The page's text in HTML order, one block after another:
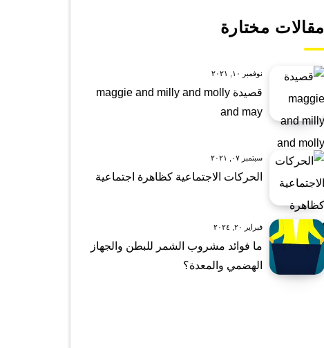
مقالات مختارة
نوفمبر ١٠, ٢٠٢١
قصيدة maggie and milly and molly
and may
سبتمبر ٠٧, ٢٠٢١
الحركات الاجتماعية كظاهرة اجتماعية
فبراير ٢٠, ٢٠٢٤
ما فوائد مشروب الشمر للبطن والجهاز
الهضمي والمعدة؟